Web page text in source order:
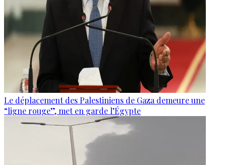
Le déplacement des Palestiniens de Gaza demeure une
“ligne rouge”, met en garde l’Égypte